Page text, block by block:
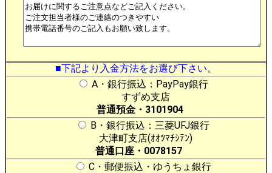
■下記より入金方法をお選び下さい。
A・銀行振込：PayPay銀行
すずめ支店
普通預金・3101904
B・銀行振込：三菱UFJ銀行
大津町支店(ｵｵﾂﾏﾁｼﾃﾝ)
普通口座・0078157
C・郵便振込・ゆうちょ銀行